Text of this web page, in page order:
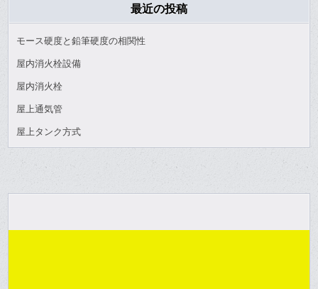
最近の投稿
モース硬度と鉛筆硬度の相関性
屋内消火栓設備
屋内消火栓
屋上通気管
屋上タンク方式